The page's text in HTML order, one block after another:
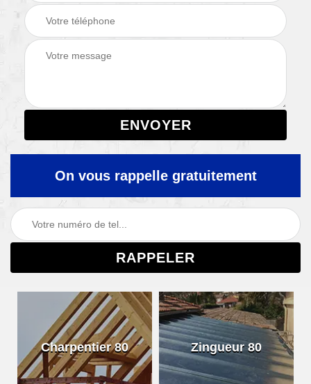
On vous rappelle gratuitement
Charpentier 80 Zingueur 80